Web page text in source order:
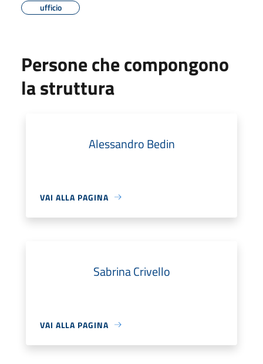
ufficio
Persone che compongono
la struttura
Alessandro Bedin
VAI ALLA PAGINA
Sabrina Crivello
VAI ALLA PAGINA